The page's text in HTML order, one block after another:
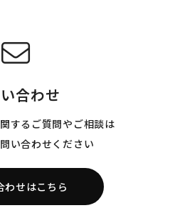
合わせ
するご質問やご相談は
い合わせください
わせはこちら